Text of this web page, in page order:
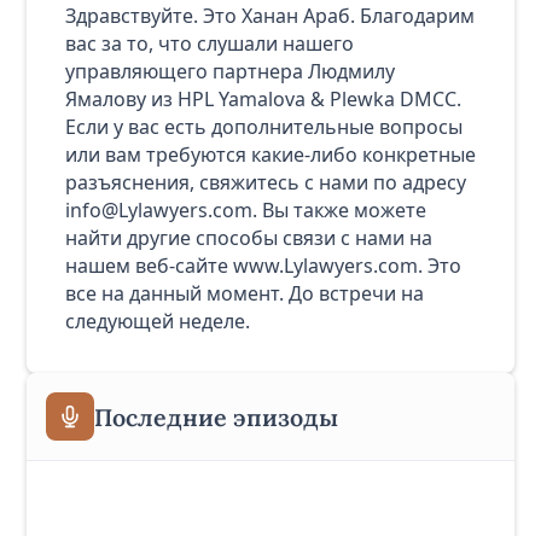
Здравствуйте. Это Ханан Араб. Благодарим
вас за то, что слушали нашего
управляющего партнера Людмилу
Ямалову из HPL Yamalova & Plewka DMCC.
Если у вас есть дополнительные вопросы
или вам требуются какие-либо конкретные
разъяснения, свяжитесь с нами по адресу
info@Lylawyers.com. Вы также можете
найти другие способы связи с нами на
нашем веб-сайте www.Lylawyers.com. Это
все на данный момент. До встречи на
следующей неделе.
Последние эпизоды